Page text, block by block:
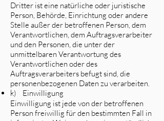
Dritter ist eine natürliche oder juristische
Person, Behörde, Einrichtung oder andere
Stelle außer der betroffenen Person, dem
Verantwortlichen, dem Auftragsverarbeiter
und den Personen, die unter der
unmittelbaren Verantwortung des
Verantwortlichen oder des
Auftragsverarbeiters befugt sind, die
personenbezogenen Daten zu verarbeiten.
k) Einwilligung
Einwilligung ist jede von der betroffenen
Person freiwillig für den bestimmten Fall in